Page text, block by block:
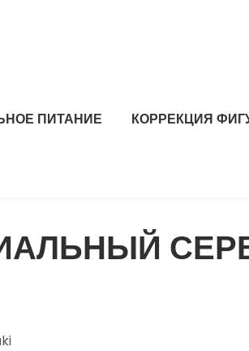
ПИТАНИЕ КОРРЕКЦИЯ